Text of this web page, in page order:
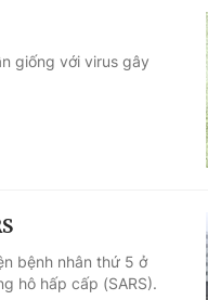
giống với virus gây
bệnh nhân thứ 5 ở
hô hấp cấp (SARS).